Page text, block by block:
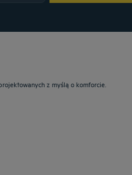
z myślą o komforcie.